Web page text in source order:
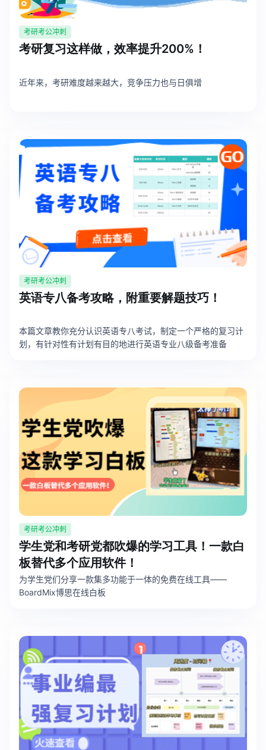
考研考公冲刺
考研复习这样做，效率提升200%！
近年来，考研难度越来越大，竞争压力也与日俱增
考研考公冲刺
英语专八备考攻略，附重要解题技巧！
本篇文章教你充分认识英语专八考试，制定一个严格的复习计
划，有针对性有计划有目的地进行英语专业八级备考准备
考研考公冲刺
学生党和考研党都吹爆的学习工具！一款白
板替代多个应用软件！
为学生党们分享一款集多功能于一体的免费在线工具——
BoardMix博思在线白板